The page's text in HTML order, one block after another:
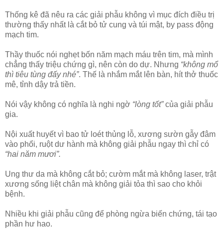
Thống kê đã nêu ra các giải phẫu không vì mục đích điều trị
thường thấy nhất là cắt bỏ tử cung và túi mật, by pass động
mạch tim.
Thầy thuốc nói nghẹt bốn năm mạch máu trên tim, mà mình
chẳng thấy triệu chứng gì, nên còn do dự. Nhưng “không mổ
thì tiêu tùng đấy nhé”. Thế là nhắm mắt lên bàn, hít thở thuốc
mê, tỉnh dậy trả tiền.
Nói vậy không có nghĩa là nghi ngờ “lòng tốt”của giải phẫu
gia.
Nội xuất huyết vì bao tử loét thủng lỗ, xương sườn gẫy đâm
vào phổi, ruột dư hành mà không giải phẫu ngay thì chỉ có
“hai năm mươi”.
Ung thư da mà không cắt bỏ; cườm mắt mà không laser, trật
xương sống liệt chân mà không giải tỏa thì sao cho khỏi
bệnh.
Nhiều khi giải phẫu cũng để phòng ngừa biến chứng, tái tạo
phần hư hao.